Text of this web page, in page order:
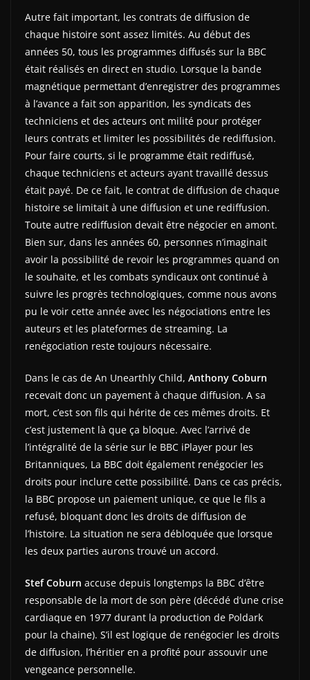
Autre fait important, les contrats de diffusion de
chaque histoire sont assez limités. Au début des
années 50, tous les programmes diffusés sur la BBC
était réalisés en direct en studio. Lorsque la bande
magnétique permettant d’enregistrer des programmes
à l’avance a fait son apparition, les syndicats des
techniciens et des acteurs ont milité pour protéger
leurs contrats et limiter les possibilités de rediffusion.
Pour faire courts, si le programme était rediffusé,
chaque techniciens et acteurs ayant travaillé dessus
était payé. De ce fait, le contrat de diffusion de chaque
histoire se limitait à une diffusion et une rediffusion.
Toute autre rediffusion devait être négocier en amont.
Bien sur, dans les années 60, personnes n’imaginait
avoir la possibilité de revoir les programmes quand on
le souhaite, et les combats syndicaux ont continué à
suivre les progrès technologiques, comme nous avons
pu le voir cette année avec les négociations entre les
auteurs et les plateformes de streaming. La
renégociation reste toujours nécessaire.
Dans le cas de An Unearthly Child, Anthony Coburn
recevait donc un payement à chaque diffusion. A sa
mort, c’est son fils qui hérite de ces mêmes droits. Et
c’est justement là que ça bloque. Avec l’arrivé de
l’intégralité de la série sur le BBC iPlayer pour les
Britanniques, La BBC doit également renégocier les
droits pour inclure cette possibilité. Dans ce cas précis,
la BBC propose un paiement unique, ce que le fils a
refusé, bloquant donc les droits de diffusion de
l’histoire. La situation ne sera débloquée que lorsque
les deux parties aurons trouvé un accord.
Stef Coburn accuse depuis longtemps la BBC d’être
responsable de la mort de son père (décédé d’une crise
cardiaque en 1977 durant la production de Poldark
pour la chaine). S’il est logique de renégocier les droits
de diffusion, l’héritier en a profité pour assouvir une
vengeance personnelle.